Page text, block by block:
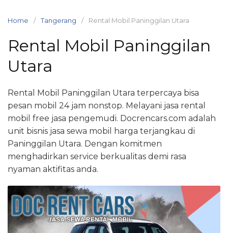
Home Tangerang Rental Mobil Paninggilan Utara
Rental Mobil Paninggilan
Utara
Rental Mobil Paninggilan Utara terpercaya bisa
pesan mobil 24 jam nonstop. Melayani jasa rental
mobil free jasa pengemudi. Docrencars.com adalah
unit bisnis jasa sewa mobil harga terjangkau di
Paninggilan Utara. Dengan komitmen
menghadirkan service berkualitas demi rasa
nyaman aktifitas anda.